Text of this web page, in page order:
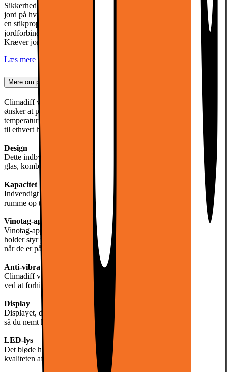
Sikkerhedsstyrelsen SIK.DK anbefaler, at du bruger omformer til
jord på hvidevarer. Denne vare leveres uden jordforbindelse, hvorfor
en stikprop til jordforbindelse er nødvendig for at opnå
jordforbindelse. Denne kan tilkøbes i leveringsprocessen. NB!
Kræver jordforbindelse i din stikkontakt.
Læs mere
Mere om produktet
Climadiff vinskabet CBU20S2B er perfekt til vinentusiaster, der
ønsker at præsentere deres samling på elegant vis. Dets stabile
temperaturindstillinger og støjsvage drift gør det til en ideel tilføjelse
til ethvert hjem.
Design
Dette indbyggede vinopbevaringsmøbel, med en flot finish i sort
glas, kombinerer stil og funktionalitet.
Kapacitet
Indvendigt har køleskabet fem semi-glidende træhylder, der kan
rumme op til 20 vinflasker.
Vinotag-app
Vinotag-appen er praktisk til nem håndtering af din vinsamling. Den
holder styr på dit lager og sender påmindelser om at nyde dine vine,
når de er på deres bedste.
Anti-vibrationssystem
Climadiff vinkøleskabet sikrer stabilitet for dine opbevarede vine
ved at forhindre vibrationer og stød fra omgivelserne.
Display
Displayet, der er placeret indvendigt, viser temperaturindstillingen,
så du nemt kan justere den.
LED-lys
Det bløde hvide lys oplyser interiøret skånsomt og sikrer, at
kvaliteten af dine vine forbliver uforandret.